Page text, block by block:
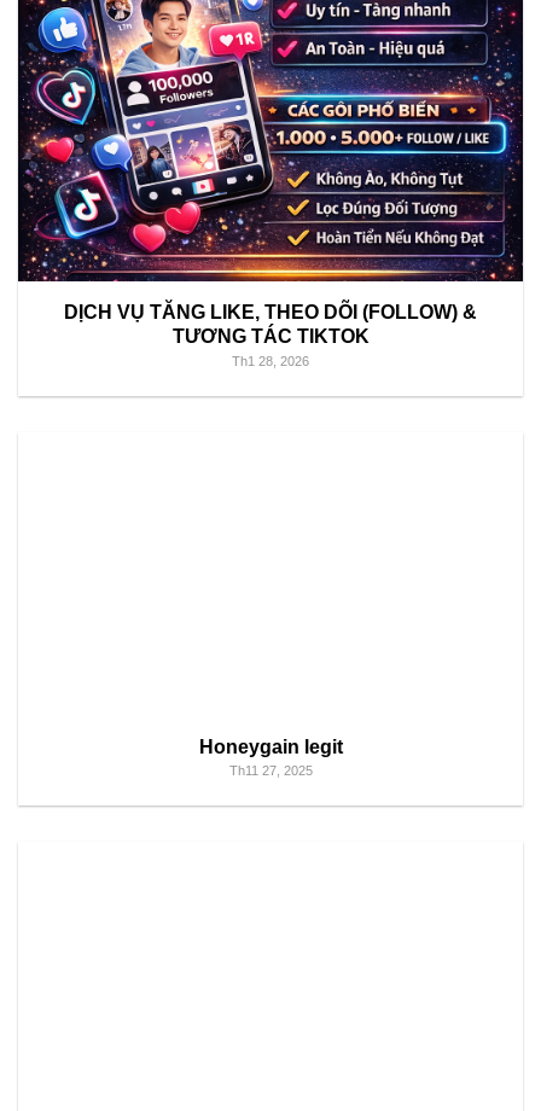
DỊCH VỤ TĂNG LIKE, THEO DÕI (FOLLOW) &
TƯƠNG TÁC TIKTOK
Th1 28, 2026
Honeygain legit
Th11 27, 2025